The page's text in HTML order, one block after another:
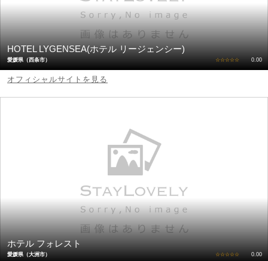
HOTEL LYGENSEA(ホテル リージェンシー)
愛媛県（西条市） ☆☆☆☆☆ 0.00
オフィシャルサイトを見る
ホテル フォレスト
愛媛県（大洲市） ☆☆☆☆☆ 0.00